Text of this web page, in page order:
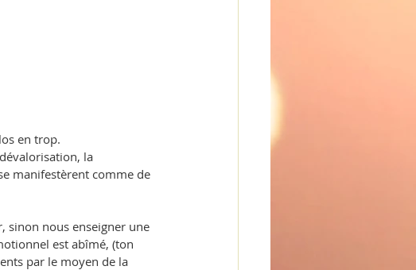
en trop.
la
manifestèrent comme de
sinon nous enseigner une
est abîmé, (ton
par le moyen de la